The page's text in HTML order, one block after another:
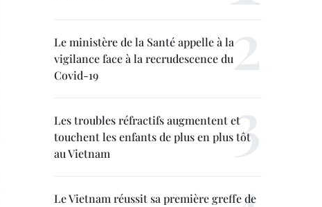
Le ministère de la Santé appelle à la
vigilance face à la recrudescence du
Covid-19
Les troubles réfractifs augmentent et
touchent les enfants de plus en plus tôt
au Vietnam
Le Vietnam réussit sa première greffe de